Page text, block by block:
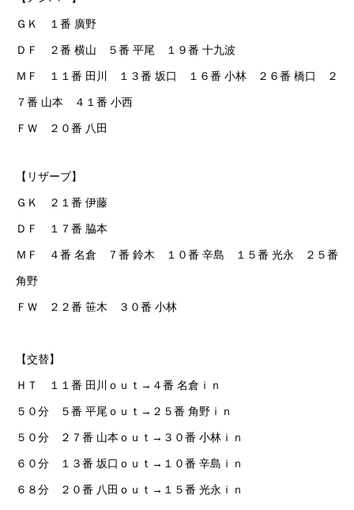
ＧＫ １番 廣野
ＤＦ ２番 横山 ５番 平尾 １９番 十九波
ＭＦ １１番 田川 １３番 坂口 １６番 小林 ２６番 橋口 ２
７番 山本 ４１番 小西
ＦＷ ２０番 八田
【リザーブ】
ＧＫ ２１番 伊藤
ＤＦ １７番 脇本
ＭＦ ４番 名倉 ７番 鈴木 １０番 辛島 １５番 光永 ２５番
角野
ＦＷ ２２番 笹木 ３０番 小林
【交替】
ＨＴ １１番 田川ｏｕｔ→４番 名倉ｉｎ
５０分 ５番 平尾ｏｕｔ→２５番 角野ｉｎ
５０分 ２７番 山本ｏｕｔ→３０番 小林ｉｎ
６０分 １３番 坂口ｏｕｔ→１０番 辛島ｉｎ
６８分 ２０番 八田ｏｕｔ→１５番 光永ｉｎ